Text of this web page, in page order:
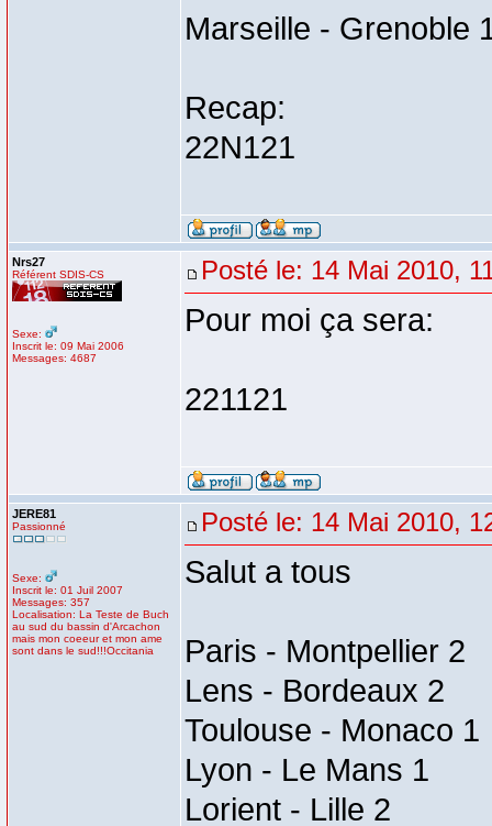
Marseille - Grenoble
Recap:
22N121
Nrs27
Référent SDIS-CS
Sexe:
Inscrit le: 09 Mai 2006
Messages: 4687
Posté le: 14 Mai 2010,
Pour moi ça sera:
221121
JERE81
Passionné
Sexe:
Inscrit le: 01 Juil 2007
Messages: 357
Localisation: La Teste de Buch
au sud du bassin d'Arcachon
mais mon coeeur et mon ame
sont dans le sud!!!Occitania
Posté le: 14 Mai 2010,
Salut a tous
Paris - Montpellier 2
Lens - Bordeaux 2
Toulouse - Monaco 1
Lyon - Le Mans 1
Lorient - Lille 2